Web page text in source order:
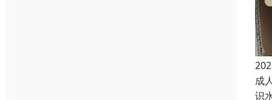
成
识